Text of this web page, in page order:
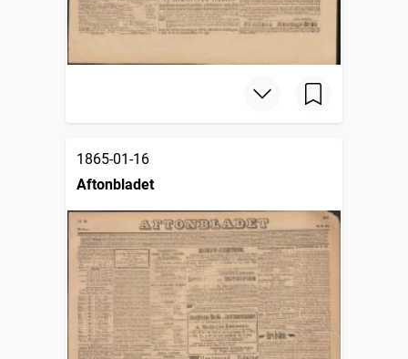
1865-01-16
Aftonbladet